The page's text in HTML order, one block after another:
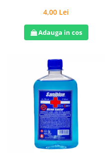
4,00 Lei
Adauga in cos